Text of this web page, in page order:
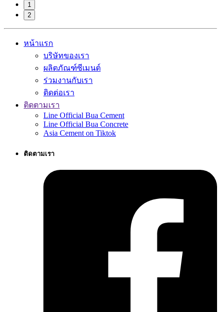
1
2
หน้าแรก
บริษัทของเรา
ผลิตภัณฑ์ซีเมนต์
ร่วมงานกับเรา
ติดต่อเรา
ติดตามเรา
Line Official Bua Cement
Line Official Bua Concrete
Asia Cement on Tiktok
ติดตามเรา